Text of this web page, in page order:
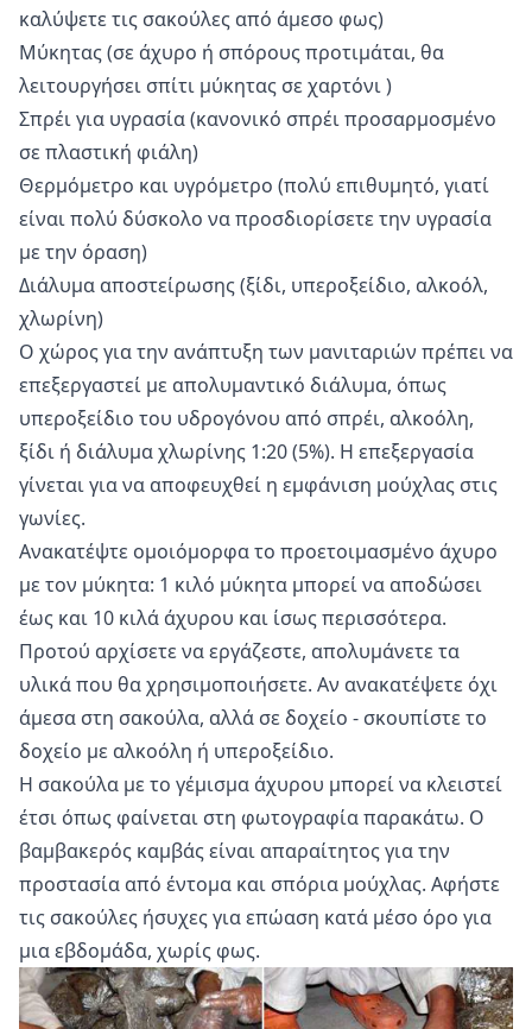
καλύψετε τις σακούλες από άμεσο φως)
Μύκητας (σε άχυρο ή σπόρους προτιμάται, θα
λειτουργήσει σπίτι μύκητας σε χαρτόνι)
Σπρέι για υγρασία (κανονικό σπρέι προσαρμοσμένο
σε πλαστική φιάλη)
Θερμόμετρο και υγρόμετρο (πολύ επιθυμητό, γιατί
είναι πολύ δύσκολο να προσδιορίσετε την υγρασία
με την όραση)
Διάλυμα αποστείρωσης (ξίδι, υπεροξείδιο, αλκοόλ,
χλωρίνη)
Ο χώρος για την ανάπτυξη των μανιταριών πρέπει να
επεξεργαστεί με απολυμαντικό διάλυμα, όπως
υπεροξείδιο του υδρογόνου από σπρέι, αλκοόλη,
ξίδι ή διάλυμα χλωρίνης 1:20 (5%). Η επεξεργασία
γίνεται για να αποφευχθεί η εμφάνιση μούχλας στις
γωνίες.
Ανακατέψτε ομοιόμορφα το προετοιμασμένο άχυρο
με τον μύκητα: 1 κιλό μύκητα μπορεί να αποδώσει
έως και 10 κιλά άχυρου και ίσως περισσότερα.
Προτού αρχίσετε να εργάζεστε, απολυμάνετε τα
υλικά που θα χρησιμοποιήσετε. Αν ανακατέψετε όχι
άμεσα στη σακούλα, αλλά σε δοχείο - σκουπίστε το
δοχείο με αλκοόλη ή υπεροξείδιο.
Η σακούλα με το γέμισμα άχυρου μπορεί να κλειστεί
έτσι όπως φαίνεται στη φωτογραφία παρακάτω. Ο
βαμβακερός καμβάς είναι απαραίτητος για την
προστασία από έντομα και σπόρια μούχλας. Αφήστε
τις σακούλες ήσυχες για επώαση κατά μέσο όρο για
μια εβδομάδα, χωρίς φως.